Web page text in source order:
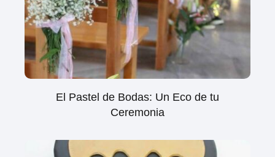
El Pastel de Bodas: Un Eco de tu
Ceremonia